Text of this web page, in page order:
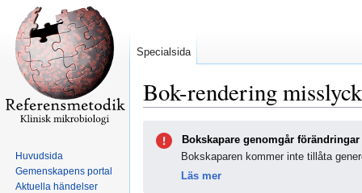
Bok-rendering
navigering
Bokskapare genomgår förändringar
Bokskaparen kommer inte tillåta
Läs mer
Specialsida
Huvudsida
Gemenskapens portal
Aktuella händelser